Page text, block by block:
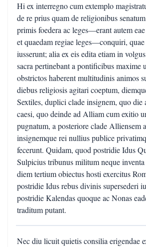
Hi ex interregno cum extemplo
de re prius quam de religionibus
primis foedera ac leges—erant autem
et quaedam regiae leges—conquiri, quae
iusserunt; alia ex eis edita etiam in
sacra pertinebant a pontificibus maxime
obstrictos haberent multitudinis animos
diebus religiosis agitari coeptum,
Sextiles, duplici clade insignem, quo die
caesi, quo deinde ad Alliam cum exitio
pugnatum, a posteriore clade Alliensem
insignemque rei nullius publice
fecerunt. Quidam, quod postridie Idus
Sulpicius tribunus militum neque inventa
diem tertium obiectus hosti exercitus
postridie Idus rebus divinis supersederi
postridie Kalendas quoque ac Nonas
traditum putant.
Nec diu licuit quietis consilia erigendae